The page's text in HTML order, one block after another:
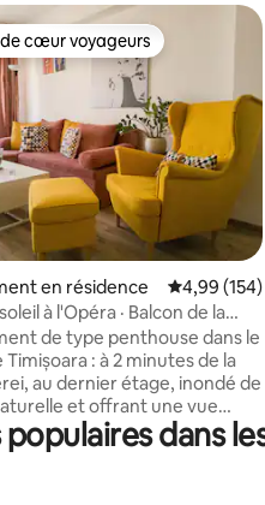
base de 167 commentaires :
cœur voyageurs les plus
cœur voyageurs
en résidence Évaluation
4,99 (154)
à l'Opéra · Balcon de la
· Lumineux et calme
de type penthouse dans le
: à 2 minutes de la
au dernier étage, inondé de
et offrant une vue
la cathédrale orthodoxe
coloré et
dans